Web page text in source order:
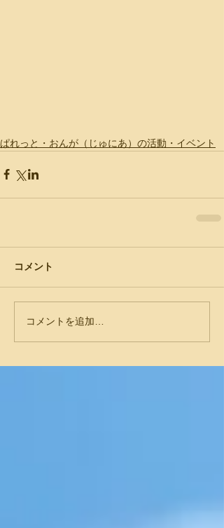
ぱれっと・おんが（じゅにあ）の活動・イベント
コメント
コメントを追加…